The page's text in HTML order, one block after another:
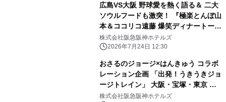
広島VS大阪 野球愛を熱く語る＆ 二大
ソウルフードも激突！ 『極楽とんぼ山
本＆ココリコ遠藤 爆笑ディナートーク
ショー』開催 開催日：2026年9月22日
（火・祝）／ 7月25日（土）チケット
株式会社阪急阪神ホテルズ
2026年7月24日 12:30
おさるのジョージ×はんきゅう コラボ
レーション企画 「出発！うきうきジョ
ージトレイン」 大阪・宝塚・東京 新
橋のホテルで 「おさるのジョージ×阪
株式会社阪急阪神ホテルズ